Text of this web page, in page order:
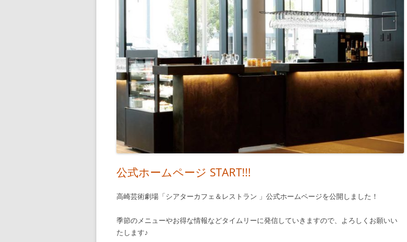
公式ホームページ START!!!
高崎芸術劇場「シアターカフェ＆レストラン 」公式ホームページを公開しました！
季節のメニューやお得な情報などタイムリーに発信していきますので、よろしくお願いい
たします♪